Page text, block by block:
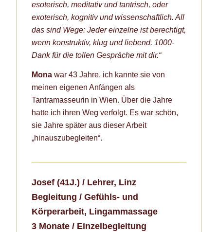
esoterisch, meditativ und tantrisch, oder
exoterisch, kognitiv und wissenschaftlich. All
das sind Wege: Jeder einzelne ist berechtigt,
wenn konstruktiv, klug und liebend. 1000-
Dank für die tollen Gespräche mit dir.“
Mona war 43 Jahre, ich kannte sie von
meinen eigenen Anfängen als
Tantramasseurin in Wien. Über die Jahre
hatte ich ihren Weg verfolgt. Es war schön,
sie Jahre später aus dieser Arbeit
„hinauszubegleiten“.
Josef (41J.) / Lehrer, Linz
Begleitung / Gefühls- und
Körperarbeit, Lingammassage
3 Monate / Einzelbegleitung